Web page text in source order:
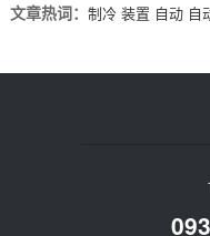
文章热词： 制冷 装置 自动 自